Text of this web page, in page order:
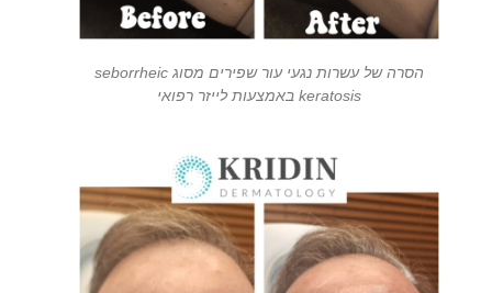
הסרה של עשרות נגעי עור שפירים מסוג seborrheic
keratosis באמצעות לייזר רפואי